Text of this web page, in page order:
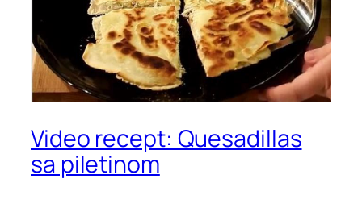
Video recept: Quesadillas
sa piletinom